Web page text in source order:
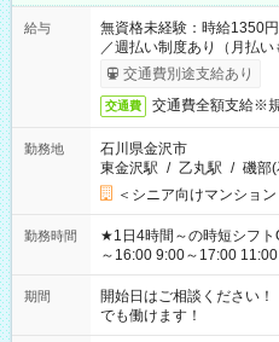
給与
無資格未経験：時給1350
／週払い制度あり（月払
了次第のお支払いとなりま
交通費別途支給あり
交通費 交通費全額支給※
勤務地
石川県金沢市
東金沢駅 / 乙丸駅 / 磯部
＜シニア向けマンション
勤務時間
★1日4時間～の時短シフトOK ★スタート時間選べます
～16:00 9:00～17:00 11:00～
の場合、他のお仕事と合
せん ※法令に基づき、週
象となります ※労働者派遣
り、短時間・短期間の就
期間
開始日はご相談くださ
でも働けます！